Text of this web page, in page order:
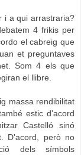
i a qui arrastraria?
4 frikis per
el cabreig que
et preguntaves
Som 4 els que
el llibre.
massa rendibilitat
estic d'acord
Castelló sinó
D'acord, però no
dels símbols